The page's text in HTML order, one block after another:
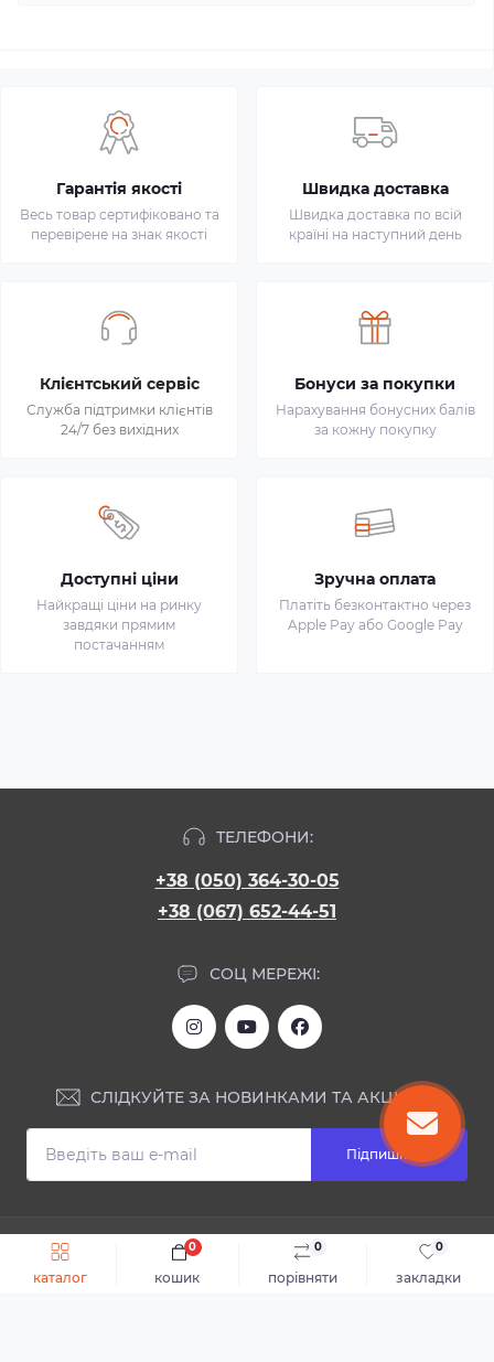
каталог порівняти
0
закладки
0
кошик
0
Швидке замовлення До кошика
Гарантія якості
Весь товар сертифіковано та
перевірене на знак якості
Швидка доставка
Швидка доставка по всій
країні на наступний день
Клієнтський сервіс
Служба підтримки клієнтів
24/7 без вихідних
Бонуси за покупки
Нарахування бонусних балів
за кожну покупку
Доступні ціни
Найкращі ціни на ринку
завдяки прямим
постачанням
Зручна оплата
Платіть безконтактно через
Apple Pay або Google Pay
ТЕЛЕФОНИ:
+38 (050) 364-30-05
+38 (067) 652-44-51
СОЦ МЕРЕЖІ:
СЛІДКУЙТЕ ЗА НОВИНКАМИ ТА АКЦІЯМИ:
Підпишіться
ІНФОРМАЦІЯ